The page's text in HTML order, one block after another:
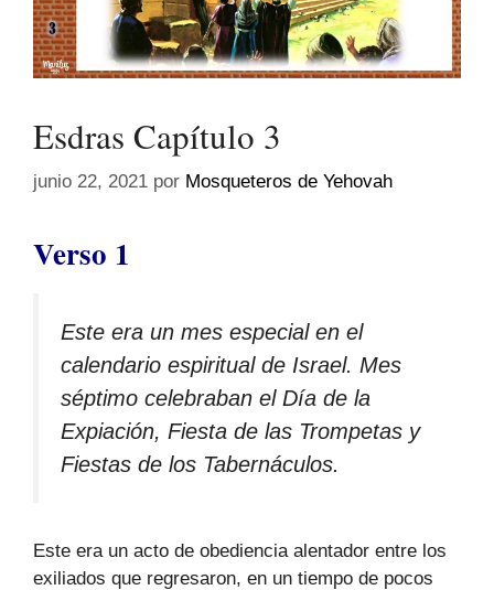
Esdras Capítulo 3
junio 22, 2021 por Mosqueteros de Yehovah
Verso 1
Este era un mes especial en el
calendario espiritual de Israel. Mes
séptimo celebraban el Día de la
Expiación, Fiesta de las Trompetas y
Fiestas de los Tabernáculos.
Este era un acto de obediencia alentador entre los
exiliados que regresaron, en un tiempo de pocos